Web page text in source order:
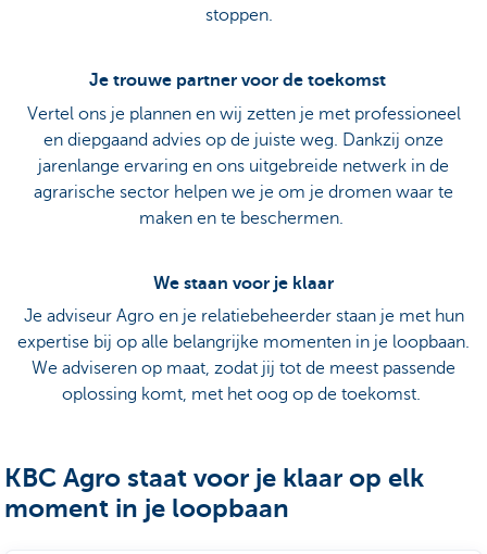
stoppen.
Je trouwe partner voor de toekomst
Vertel ons je plannen en wij zetten je met professioneel
en diepgaand advies op de juiste weg. Dankzij onze
jarenlange ervaring en ons uitgebreide netwerk in de
agrarische sector helpen we je om je dromen waar te
maken en te beschermen.
We staan voor je klaar
Je adviseur Agro en je relatiebeheerder staan je met hun
expertise bij op alle belangrijke momenten in je loopbaan.
We adviseren op maat, zodat jij tot de meest passende
oplossing komt, met het oog op de toekomst.
KBC Agro staat voor je klaar op elk
moment in je loopbaan